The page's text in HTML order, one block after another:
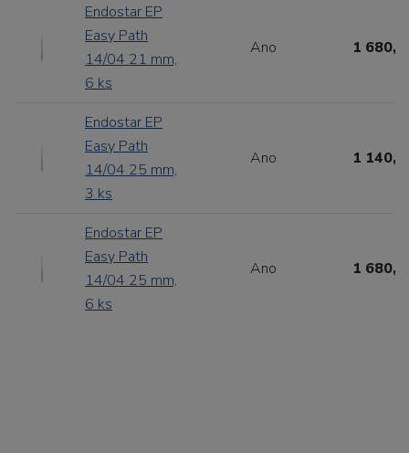
Endostar EP
Easy Path
14/04 21 mm,
6 ks
Ano 1
Endostar EP
Easy Path
14/04 25 mm,
3 ks
Ano 1
Endostar EP
Easy Path
14/04 25 mm,
6 ks
Ano 1